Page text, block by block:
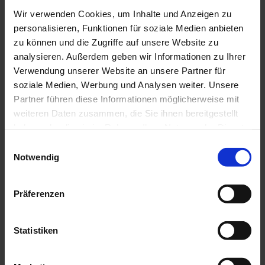
Wir verwenden Cookies, um Inhalte und Anzeigen zu
personalisieren, Funktionen für soziale Medien anbieten
zu können und die Zugriffe auf unsere Website zu
analysieren. Außerdem geben wir Informationen zu Ihrer
Verwendung unserer Website an unsere Partner für
soziale Medien, Werbung und Analysen weiter. Unsere
Partner führen diese Informationen möglicherweise mit
weiteren Daten zusammen, die Sie ihnen bereitgestellt
Notwendig
Präferenzen
Statistiken
wir uns, nach Nachrüstungsmöglichkeiten und
möglichen Förderungen zu suchen und stießen
auf die Webseite der IBT.
Was war Ihre Motivation, die Förderung zu
beantragen? Gab es ich Ihrem Unternehmen
schon einmal eine brenzliche Situation?
liegt in der Sicherheit unserer Fahrer:innen. Wir
ihr Fahrzeug bieten, da wir aus eigener Erfahrung
wissen, dass es unmöglich ist, alle Bereiche im
Blick zu behalten. Zum Glück hatten wir bisher
noch keine Abbiegeunfälle mit Fahrrädern oder
Fußgänger:innen, aber jeder Unfall ist einer zu